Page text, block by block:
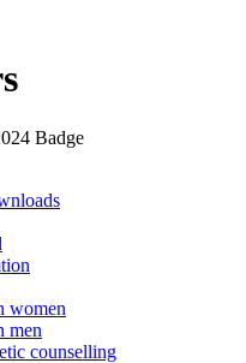
women
men
counselling